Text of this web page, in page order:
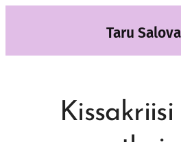
Taru